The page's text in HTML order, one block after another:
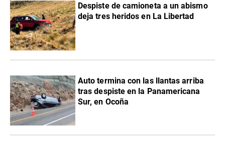
Despiste de camioneta a un abismo
deja tres heridos en La Libertad
Auto termina con las llantas arriba
tras despiste en la Panamericana
Sur, en Ocoña